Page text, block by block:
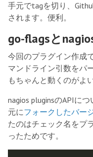
手元でtagを切り、
されます。便利。
go-flagsと
今回のプラグイン作成
マンドライン引数をパ
もちゃんと動くのがよ
nagios pluginsのAPIにつ
元にフォークしたバー
たのはチェック名をプ
ったためです。